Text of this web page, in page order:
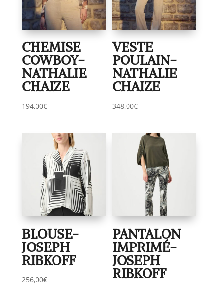
CHEMISE
COWBOY-
NATHALIE
CHAIZE
194,00€
VESTE
POULAIN-
NATHALIE
CHAIZE
348,00€
BLOUSE-
JOSEPH
RIBKOFF
256,00€
PANTALON
IMPRIMÉ-
JOSEPH
RIBKOFF